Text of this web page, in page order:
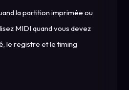
la partition imprimée ou
MIDI quand vous devez
le registre et le timing